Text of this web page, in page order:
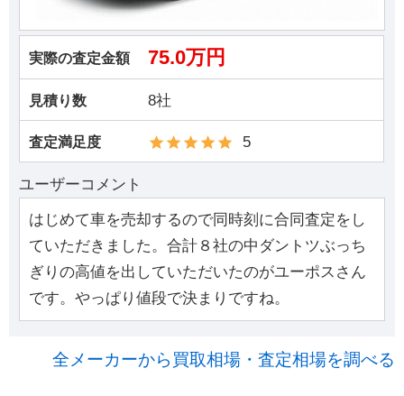
実際の査定金額 75.0万円
見積り数 8社
査定満足度 5
ユーザーコメント
はじめて車を売却するので同時刻に合同査定をし
ていただきました。合計８社の中ダントツぶっち
ぎりの高値を出していただいたのがユーポスさん
です。やっぱり値段で決まりですね。
全メーカーから買取相場・査定相場を調べる